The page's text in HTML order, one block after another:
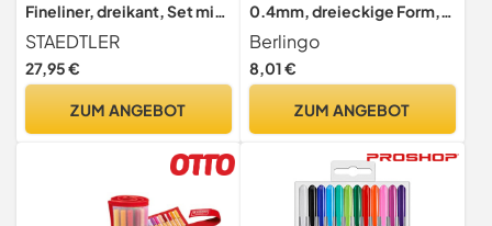
Fineliner, dreikant, Set mit
36 brillanten Farben, hohe
Qualität, superfeine,
metallgefasste Spitze,
STAEDTLER
27,95 €
ZUM ANGEBOT
0.4mm, dreieckige Form,
Farbige Stifte, metal
Spitze, Schreiben, für das
Büro, das Home Office oder
Rapido, mix Farben (10)
Berlingo
8,01 €
ZUM ANGEBOT